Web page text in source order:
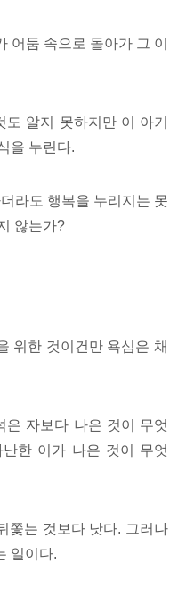
어둠 속으로 돌아가 그 이
알지 못하지만 이 아기
을 누린다.
라도 행복을 누리지는 못
않는가?
위한 것이건만 욕심은 채
은 자보다 나은 것이 무엇
난한 이가 나은 것이 무엇
쫓는 것보다 낫다. 그러나
일이다.